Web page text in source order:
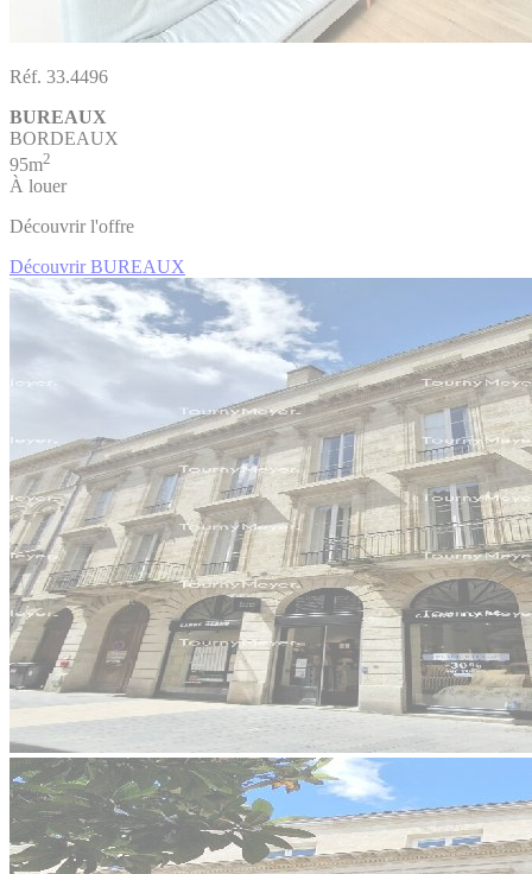
Réf. 33.4496
BUREAUX
BORDEAUX
95m2
À louer
Découvrir l'offre
Découvrir BUREAUX